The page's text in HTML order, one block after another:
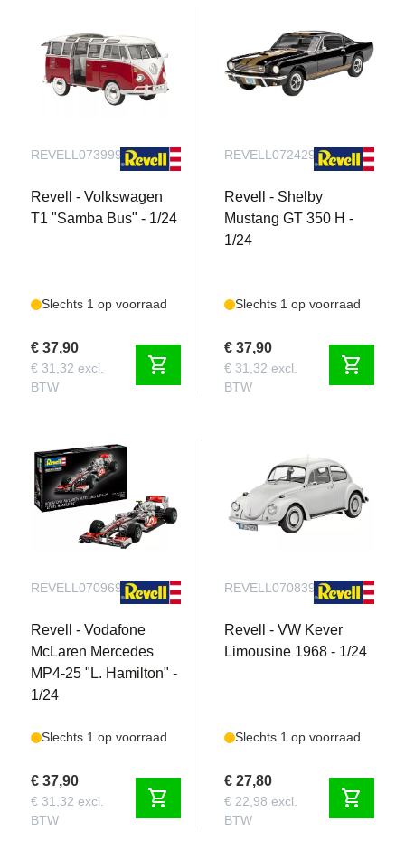
REVELL073999090
Revell - Volkswagen
T1 "Samba Bus" - 1/24
Slechts 1 op voorraad
€ 37,90
€ 31,32 excl.
BTW
shopping_cart
REVELL072429090
Revell - Shelby
Mustang GT 350 H -
1/24
Slechts 1 op voorraad
€ 37,90
€ 31,32 excl.
BTW
shopping_cart
REVELL070969090
Revell - Vodafone
McLaren Mercedes
MP4-25 "L. Hamilton" -
1/24
Slechts 1 op voorraad
€ 37,90
€ 31,32 excl.
BTW
shopping_cart
REVELL070839090
Revell - VW Kever
Limousine 1968 - 1/24
Slechts 1 op voorraad
€ 27,80
€ 22,98 excl.
BTW
shopping_cart